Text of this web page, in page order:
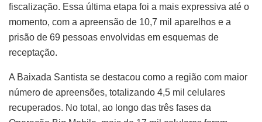
fiscalização. Essa última etapa foi a mais expressiva até o
momento, com a apreensão de 10,7 mil aparelhos e a
prisão de 69 pessoas envolvidas em esquemas de
receptação.
A Baixada Santista se destacou como a região com maior
número de apreensões, totalizando 4,5 mil celulares
recuperados. No total, ao longo das três fases da